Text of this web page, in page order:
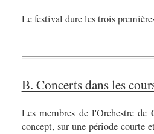
Le festival dure les trois
B. Concerts dans les
Les membres de l'Orchestre
concept, sur une période